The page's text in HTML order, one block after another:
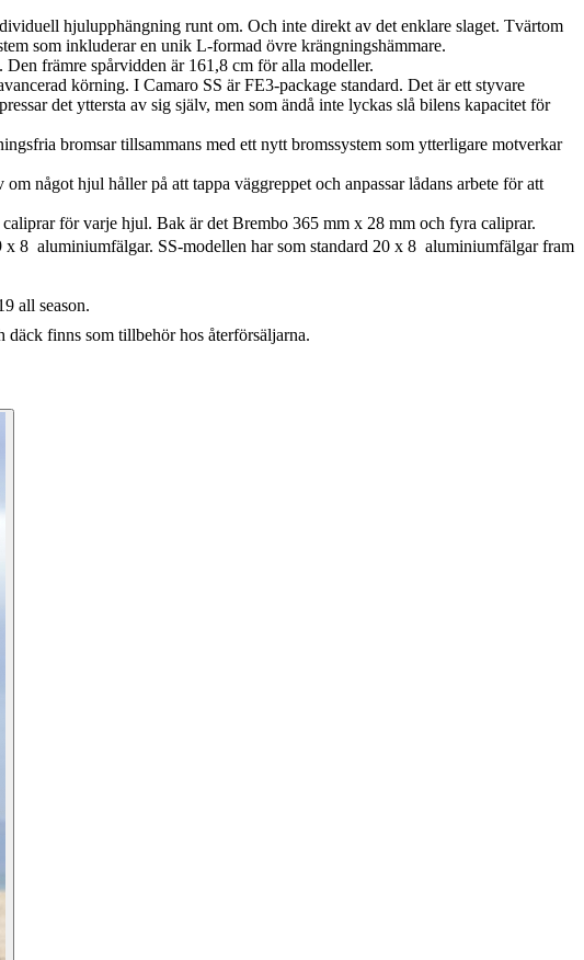
hjulupphängning runt om. Och inte direkt av det enklare slaget. Tvärtom
som inkluderar en unik L-formad övre krängningshämmare.
främre spårvidden är 161,8 cm för alla modeller.
körning. I Camaro SS är FE3-package standard. Det är ett styvare
det yttersta av sig själv, men som ändå inte lyckas slå bilens kapacitet för
bromsar tillsammans med ett nytt bromssystem som ytterligare motverkar
något hjul håller på att tappa väggreppet och anpassar lådans arbete för att
för varje hjul. Bak är det Brembo 365 mm x 28 mm och fyra caliprar.
8  aluminiumfälgar. SS-modellen har som standard 20 x 8  aluminiumfälgar fram
season.
däck finns som tillbehör hos återförsäljarna.